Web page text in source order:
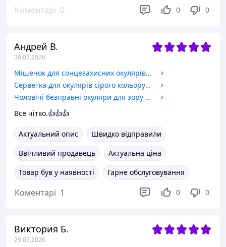
Коментарі 0 0 0
Андрей В.
30.07.2026
Мішечок для сонцезахисних окулярів та окулярів для зору. Розмір 18x9 см. Колір: чорний. Код: B-1
Серветка для окулярів сірого кольору компактний та корисний аксесуар для кожного, хто носить окуляри.
Чоловічі безправні окуляри для зору із сірими лінзами та Blue Blocker-захистом. Код 0505 С1 -3.5
Все чітко.👍👍👍
Актуальний опис
Швидко відправили
Ввічливий продавець
Актуальна ціна
Товар був у наявності
Гарне обслуговування
Коментарі 1 0 0
Виктория Б.
29.07.2026